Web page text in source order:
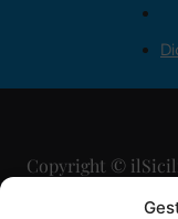
Copyright ©